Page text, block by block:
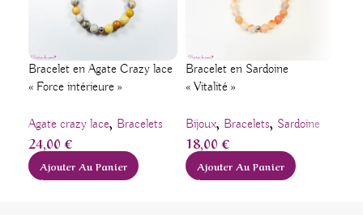
Bracelet en Agate Crazy lace
« Force intérieure »
Agate crazy lace, Bracelets
24,00€
Ajouter Au Panier
Bracelet en Sardoine
« Vitalité »
Bijoux, Bracelets, Sardoine
18,00€
Ajouter Au Panier